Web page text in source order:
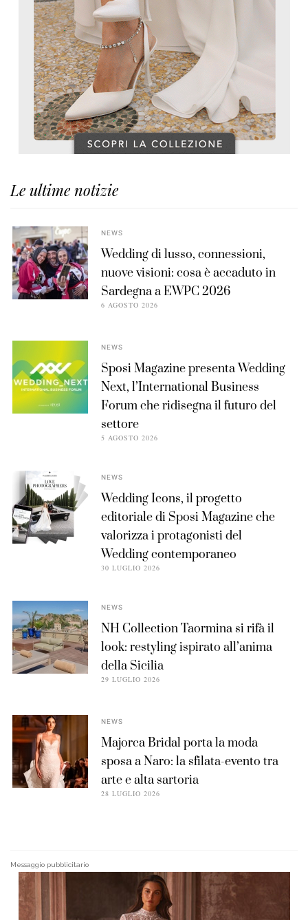
Le ultime notizie
NEWS
Wedding di lusso, connessioni,
nuove visioni: cosa è accaduto in
Sardegna a EWPC 2026
6 AGOSTO 2026
NEWS
Sposi Magazine presenta Wedding
Next, l’International Business
Forum che ridisegna il futuro del
settore
5 AGOSTO 2026
NEWS
Wedding Icons, il progetto
editoriale di Sposi Magazine che
valorizza i protagonisti del
Wedding contemporaneo
30 LUGLIO 2026
NEWS
NH Collection Taormina si rifà il
look: restyling ispirato all’anima
della Sicilia
29 LUGLIO 2026
NEWS
Majorca Bridal porta la moda
sposa a Naro: la sfilata-evento tra
arte e alta sartoria
28 LUGLIO 2026
Messaggio pubblicitario